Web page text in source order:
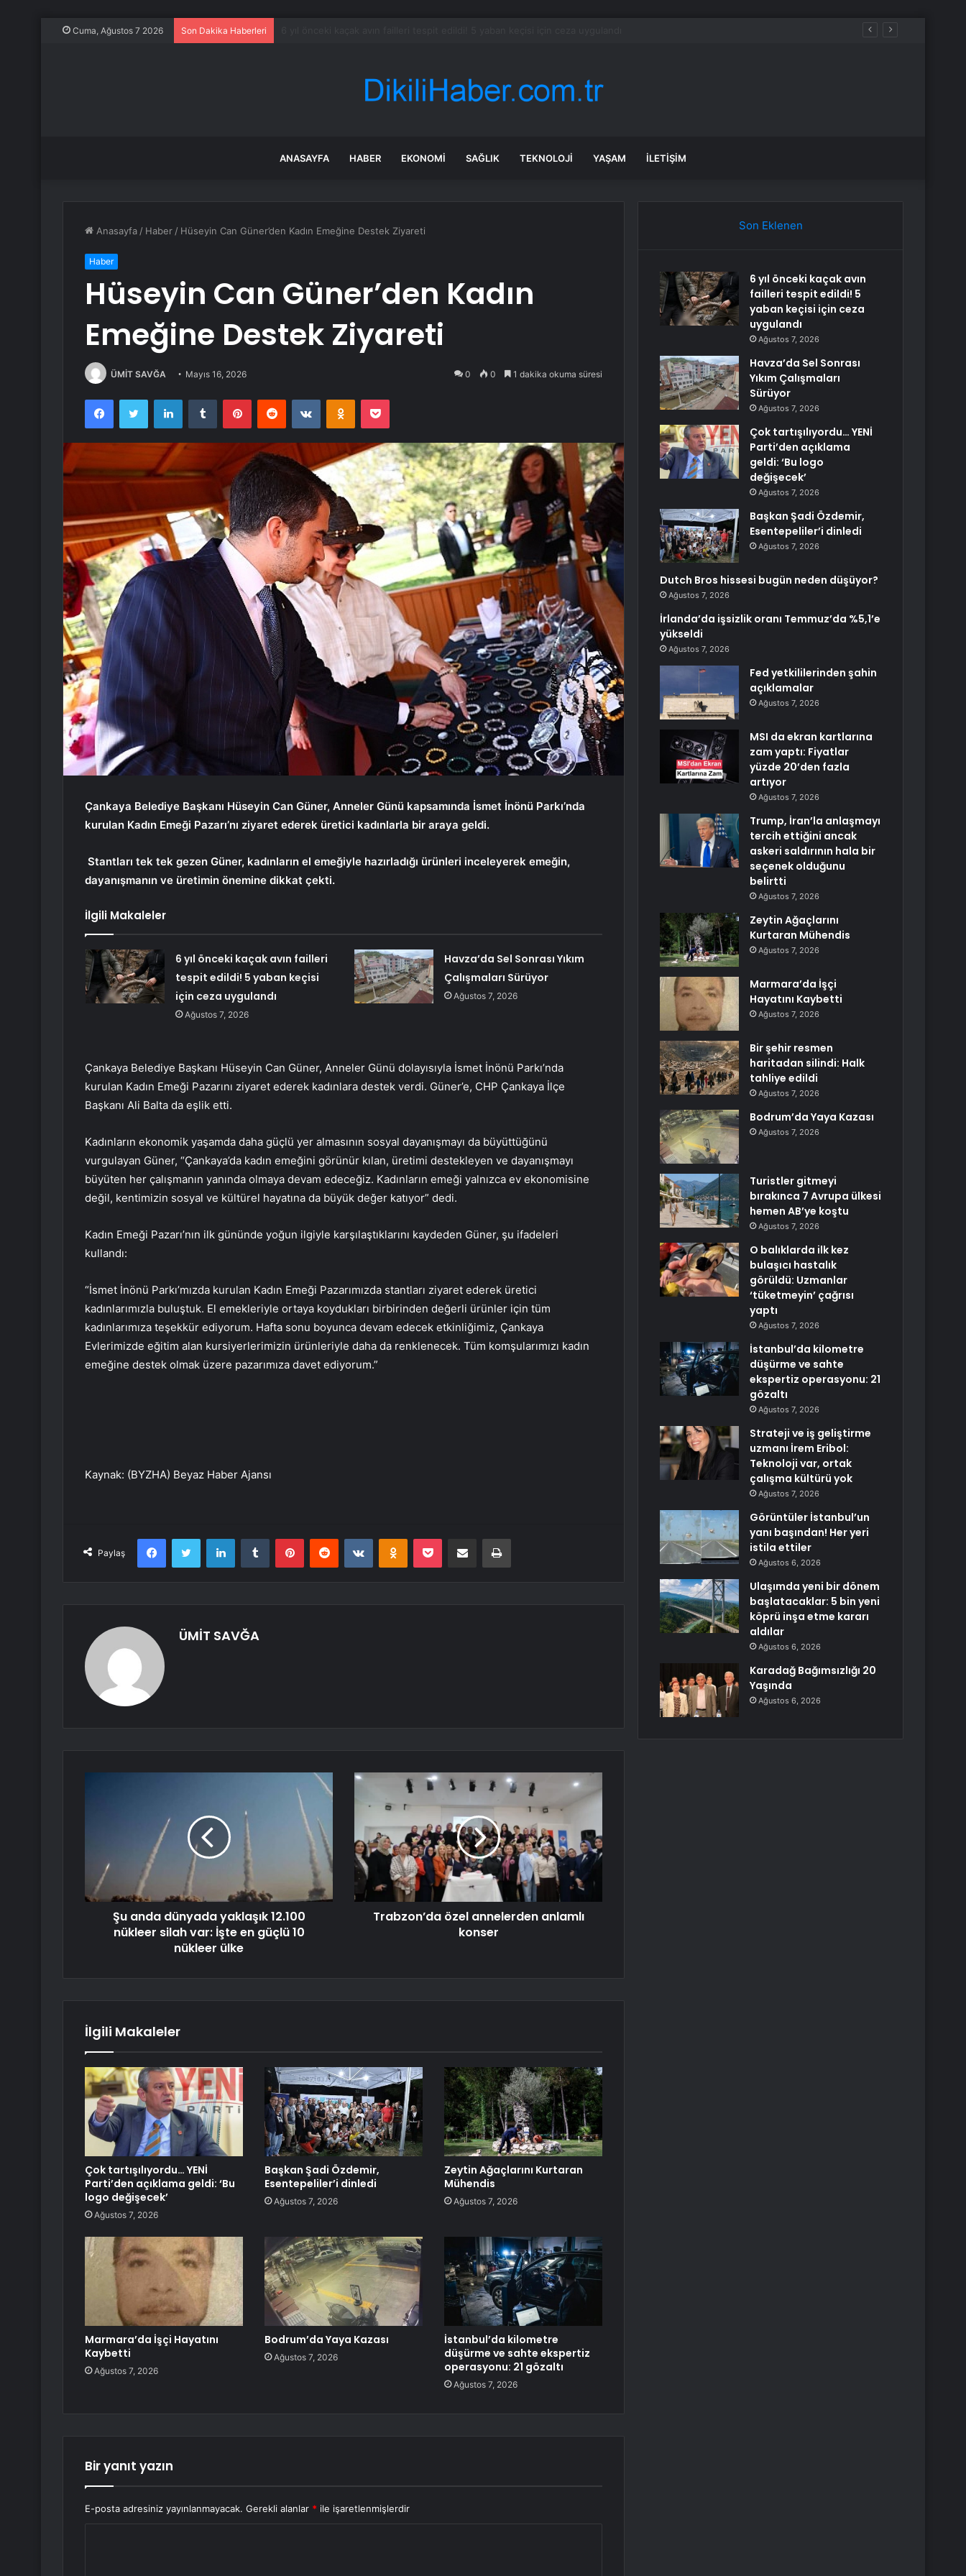
Cuma, Ağustos 7 2026 Son Dakika Haberleri
ANASAYFA HABER EKONOMI SAĞLIK TEKNOLOJI YAŞAM İLETIŞIM
Anasayfa / Haber / Hüseyin Can Güner’den Kadın Emeğine Destek Ziyareti
Haber
Hüseyin Can Güner’den Kadın
Emeğine Destek Ziyareti
ÜMİT SAVĞA Mayıs 16, 2026 0 0 1 dakika okuma süresi
FacebookTwitter LinkedInTumblr PinterestReddit VKontakteOdnoklassniki
Pocket
Çankaya Belediye Başkanı Hüseyin Can Güner, Anneler Günü kapsamında İsmet İnönü Parkı’nda
kurulan Kadın Emeği Pazarı’nı ziyaret ederek üretici kadınlarla bir araya geldi.
Stantları tek tek gezen Güner, kadınların el emeğiyle hazırladığı ürünleri inceleyerek emeğin,
dayanışmanın ve üretimin önemine dikkat çekti.
İlgili Makaleler
6 yıl önceki kaçak avın failleri
tespit edildi! 5 yaban keçisi
için ceza uygulandı
Ağustos 7, 2026
Havza’da Sel Sonrası Yıkım
Çalışmaları Sürüyor
Ağustos 7, 2026
Çankaya Belediye Başkanı Hüseyin Can Güner, Anneler Günü dolayısıyla İsmet İnönü Parkı’nda
kurulan Kadın Emeği Pazarını ziyaret ederek kadınlara destek verdi. Güner’e, CHP Çankaya İlçe
Başkanı Ali Balta da eşlik etti.
Kadınların ekonomik yaşamda daha güçlü yer almasının sosyal dayanışmayı da büyüttüğünü
vurgulayan Güner, “Çankaya’da kadın emeğini görünür kılan, üretimi destekleyen ve dayanışmayı
büyüten her çalışmanın yanında olmaya devam edeceğiz. Kadınların emeği yalnızca ev ekonomisine
değil, kentimizin sosyal ve kültürel hayatına da büyük değer katıyor” dedi.
Kadın Emeği Pazarı’nın ilk gününde yoğun ilgiyle karşılaştıklarını kaydeden Güner, şu ifadeleri
kullandı:
“İsmet İnönü Parkı’mızda kurulan Kadın Emeği Pazarımızda stantları ziyaret ederek üretici
kadınlarımızla buluştuk. El emekleriyle ortaya koydukları birbirinden değerli ürünler için tüm
kadınlarımıza teşekkür ediyorum. Hafta sonu boyunca devam edecek etkinliğimiz, Çankaya
Evlerimizde eğitim alan kursiyerlerimizin ürünleriyle daha da renklenecek. Tüm komşularımızı kadın
emeğine destek olmak üzere pazarımıza davet ediyorum.”
Kaynak: (BYZHA) Beyaz Haber Ajansı
Paylaş
FacebookTwitter LinkedInTumblr PinterestReddit VKontakteOdnoklassniki
Pocket E-Posta ile paylaş Yazdır
ÜMİT SAVĞA
Şu anda dünyada yaklaşık 12.100
nükleer silah var: İşte en güçlü 10
nükleer ülke
Trabzon’da özel annelerden anlamlı
konser
İlgili Makaleler
Çok tartışılıyordu… YENİ
Parti’den açıklama geldi: ‘Bu
logo değişecek’
Ağustos 7, 2026
Başkan Şadi Özdemir,
Esentepeliler’i dinledi
Ağustos 7, 2026
Zeytin Ağaçlarını Kurtaran
Mühendis
Ağustos 7, 2026
Marmara’da İşçi Hayatını
Kaybetti
Ağustos 7, 2026
Bodrum’da Yaya Kazası
Ağustos 7, 2026
İstanbul’da kilometre
düşürme ve sahte ekspertiz
operasyonu: 21 gözaltı
Ağustos 7, 2026
Bir yanıt yazın
E-posta adresiniz yayınlanmayacak. Gerekli alanlar * ile işaretlenmişlerdir
Son Eklenen
6 yıl önceki kaçak avın
failleri tespit edildi! 5
yaban keçisi için ceza
uygulandı
Ağustos 7, 2026
Havza’da Sel Sonrası
Yıkım Çalışmaları
Sürüyor
Ağustos 7, 2026
Çok tartışılıyordu… YENİ
Parti’den açıklama
geldi: ‘Bu logo
değişecek’
Ağustos 7, 2026
Başkan Şadi Özdemir,
Esentepeliler’i dinledi
Ağustos 7, 2026
Dutch Bros hissesi bugün neden düşüyor?
Ağustos 7, 2026
İrlanda’da işsizlik oranı Temmuz’da %5,1’e
yükseldi
Ağustos 7, 2026
Fed yetkililerinden şahin
açıklamalar
Ağustos 7, 2026
MSI da ekran kartlarına
zam yaptı: Fiyatlar
yüzde 20’den fazla
artıyor
Ağustos 7, 2026
Trump, İran’la anlaşmayı
tercih ettiğini ancak
askeri saldırının hala bir
seçenek olduğunu
belirtti
Ağustos 7, 2026
Zeytin Ağaçlarını
Kurtaran Mühendis
Ağustos 7, 2026
Marmara’da İşçi
Hayatını Kaybetti
Ağustos 7, 2026
Bir şehir resmen
haritadan silindi: Halk
tahliye edildi
Ağustos 7, 2026
Bodrum’da Yaya Kazası
Ağustos 7, 2026
Turistler gitmeyi
bırakınca 7 Avrupa ülkesi
hemen AB’ye koştu
Ağustos 7, 2026
O balıklarda ilk kez
bulaşıcı hastalık
görüldü: Uzmanlar
‘tüketmeyin’ çağrısı
yaptı
Ağustos 7, 2026
İstanbul’da kilometre
düşürme ve sahte
ekspertiz operasyonu: 21
gözaltı
Ağustos 7, 2026
Strateji ve iş geliştirme
uzmanı İrem Eribol:
Teknoloji var, ortak
çalışma kültürü yok
Ağustos 7, 2026
Görüntüler İstanbul’un
yanı başından! Her yeri
istila ettiler
Ağustos 6, 2026
Ulaşımda yeni bir dönem
başlatacaklar: 5 bin yeni
köprü inşa etme kararı
aldılar
Ağustos 6, 2026
Karadağ Bağımsızlığı 20
Yaşında
Ağustos 6, 2026